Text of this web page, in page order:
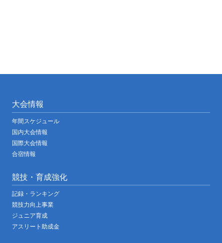
大会情報
年間スケジュール
国内大会情報
国際大会情報
合宿情報
競技・育成強化
記録・ランキング
競技力向上事業
ジュニア育成
アスリート助成金